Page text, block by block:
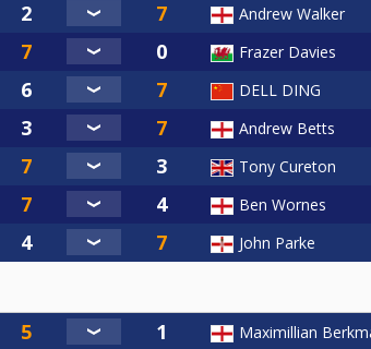
Andrew Walker
Frazer Davies
DELL DING
Andrew Betts
Tony Cureton
Ben Wornes
John Parke
Maximillian